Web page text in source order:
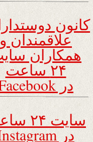
کانون
علاقمندان و
همکاران
۲۴ ساعت
در Facebook
سایت
در Instagram